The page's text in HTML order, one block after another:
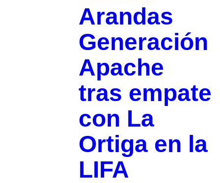
Arandas
Generación
Apache
tras empate
con La
Ortiga en la
LIFA